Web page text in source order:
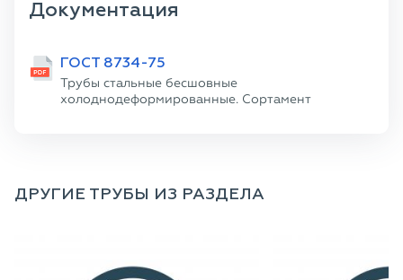
Документация
ГОСТ 8734-75
Трубы стальные бесшовные
холоднодеформированные. Сортамент
ДРУГИЕ ТРУБЫ ИЗ РАЗДЕЛА